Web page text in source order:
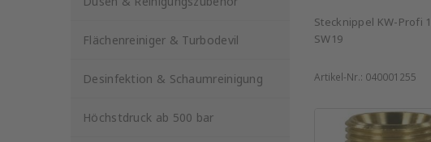
Flächenreiniger & Turbodevil
Desinfektion & Schaumreinigung
Höchstdruck ab 500 bar
Stecknippel KW-Profi
SW19
Artikel-Nr.: 040001255